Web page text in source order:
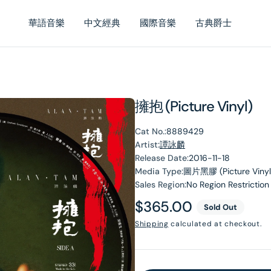
華語音樂 中文經典 國際音樂 古典爵士
擁抱 (Picture Vinyl)
Cat No.:8889429
Artist:譚詠麟
Release Date:2016-11-18
Media Type:圖片黑膠 (Picture
Sales Region:No Region Restriction
Regular
price
$365.00 Sold Out
Shipping calculated at checkout.